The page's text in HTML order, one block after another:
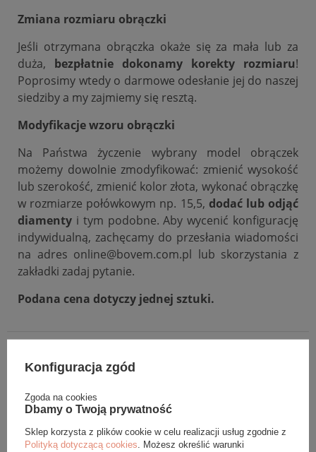
Zmiana rozmiaru obrączki
Jeśli otrzymana obrączka okaże się za mała lub za
duża, bezpłatnie dokonamy korekty rozmiaru!
Poprosimy wtedy o darmowe odesłanie jej do naszej
siedziby a my zajmiemy się resztą.
Modyfikacje wzoru obrączki
Na Państwa życzenie wybrany model obrączek
możemy dowolnie zmodyfikować: zmienić wysokość
lub szerokość, zmienić kolor złota, wykonać obrączkę
w rozmiarze połówkowym np. 15,5, dodać lub odjąć
diamenty i tym podobne. Aby wycenić konfigurację
indywidualną, zachęcamy do przesłania wiadomości
na adres online@bovem.com.pl lub skorzystania z
zakładki zadaj pytanie.
Podana cena dotyczy jednej sztuki.
GWARANCJA
Konfiguracja zgód
Zgoda na cookies
Dbamy o Twoją prywatność
Sklep korzysta z plików cookie w celu realizacji usług zgodnie z
Polityką dotyczącą cookies . Możesz określić warunki